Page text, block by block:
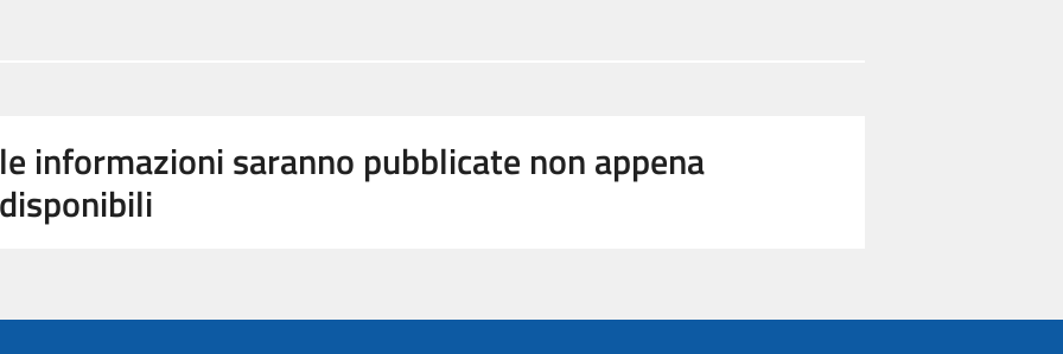
le informazioni saranno pubblicate non appena
disponibili